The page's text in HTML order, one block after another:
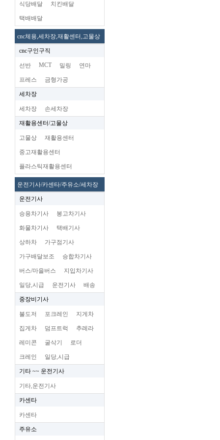
식당배달 치킨배달
택배배달
cnc체용,세차장,재활센터,고물상
cnc구인구직
선반 MCT 밀링 연마
프레스 금형가공
세차장
세차장 손세차장
재활용센터/고물상
고물상 재활용센터
중고재활용센터
플라스틱재활용센터
운전기사/카센타/주유소/세차장
운전기사
승용차기사 봉고차기사
화물차기사 택배기사
상하차 가구점기사
가구배달보조 승합차기사
버스/마을버스 지입차기사
일당,시급 운전기사 배송
중장비기사
불도저 포크레인 지게차
집게차 덤프트럭 추레라
레미콘 굴삭기 로더
크레인 일당,시급
기타 ~~ 운전기사
기타,운전기사
카센타
카센타
주유소